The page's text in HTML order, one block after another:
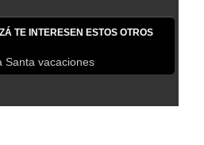
TE INTERESEN ESTOS OTROS
Santa vacaciones